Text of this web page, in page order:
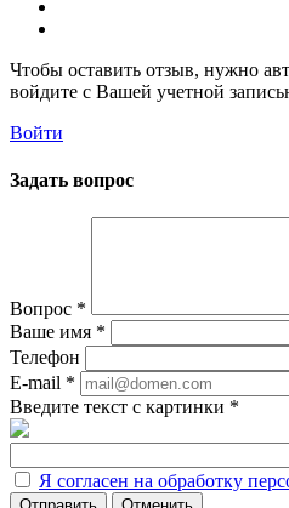
Чтобы оставить отзыв, нужно
войдите с Вашей учетной
Войти
Задать вопрос
Вопрос *
Ваше имя *
Телефон
E-mail *
Введите текст с картинки *
Я согласен на обработку